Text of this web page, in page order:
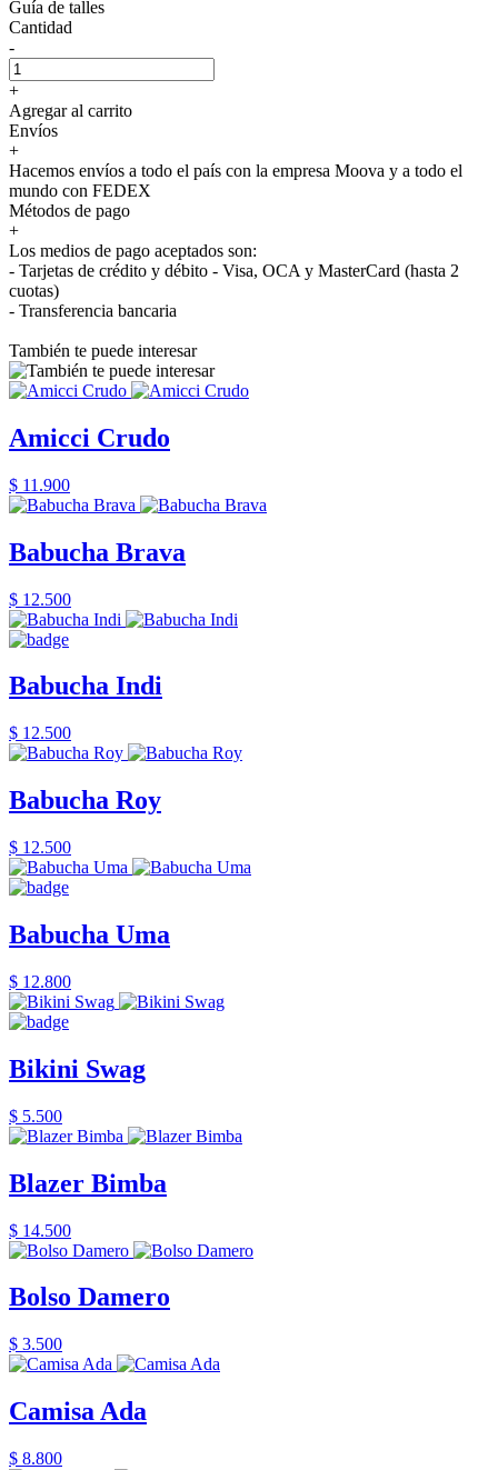
Guía de talles
Cantidad
-
+
Agregar al carrito
Envíos
+
Hacemos envíos a todo el país con la empresa Moova y a todo el
mundo con FEDEX
Métodos de pago
+
Los medios de pago aceptados son:
- Tarjetas de crédito y débito - Visa, OCA y MasterCard (hasta 2
cuotas)
- Transferencia bancaria
También te puede interesar
Amicci Crudo
$ 11.900
Babucha Brava
$ 12.500
Babucha Indi
$ 12.500
Babucha Roy
$ 12.500
Babucha Uma
$ 12.800
Bikini Swag
$ 5.500
Blazer Bimba
$ 14.500
Bolso Damero
$ 3.500
Camisa Ada
$ 8.800